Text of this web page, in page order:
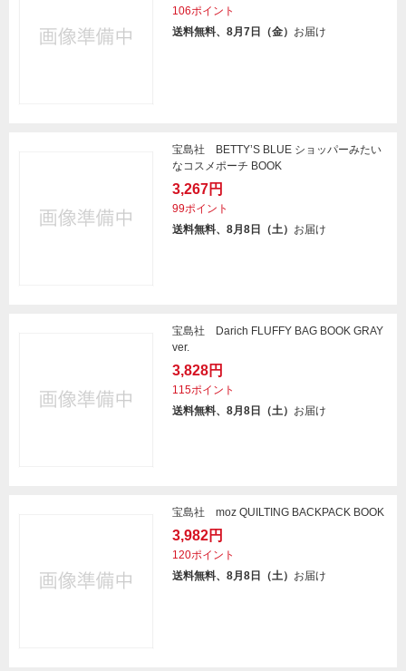
106ポイント
送料無料、8月7日（金） お届け
宝島社 BETTY’S BLUE ショッパーみたい
なコスメポーチ BOOK
3,267円
99ポイント
送料無料、8月8日（土） お届け
宝島社 Darich FLUFFY BAG BOOK GRAY
ver.
3,828円
115ポイント
送料無料、8月8日（土） お届け
宝島社 moz QUILTING BACKPACK BOOK
3,982円
120ポイント
送料無料、8月8日（土） お届け